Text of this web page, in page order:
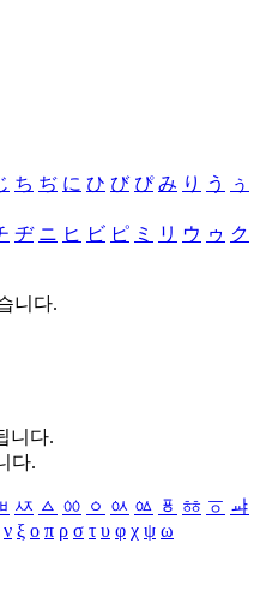
ち ぢ に ひ び ぴ み り う ぅ
ヂ ニ ヒ ビ ピ ミ リ ウ ゥ ク
니다.
니다.
다.
ㅾ ㅿ ㆀ ㆁ ㆂ ㆃ ㆄ ㆅ ㆆ ㆇ
ν ξ ο π ρ σ τ υ φ χ ψ ω